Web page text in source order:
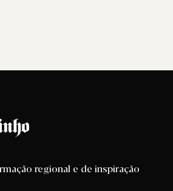
regional e de inspiração